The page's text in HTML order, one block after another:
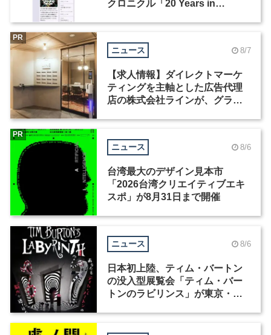
クロニクル「20 Years in
ニュース 8/7
【求人情報】ダイレクトマーケ
ティングを主軸とした広告代理
店の株式会社ラインが、グラフ
PR
ニュース 8/6
台湾最大のデザイン見本市
「2026台湾クリエイティブエキ
スポ」が8月31日まで開催
PR
ニュース 8/6
日本初上陸、ティム・バートン
の没入型展覧会「ティム・バー
トンのラビリンス」が東京・豊